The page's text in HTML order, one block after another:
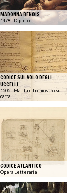
MADONNA BENOIS
1478 | Dipinto
CODICE SUL VOLO DEGLI
UCCELLI
1505 | Matita e Inchiostro su
carta
CODICE ATLANTICO
Opera Letteraria